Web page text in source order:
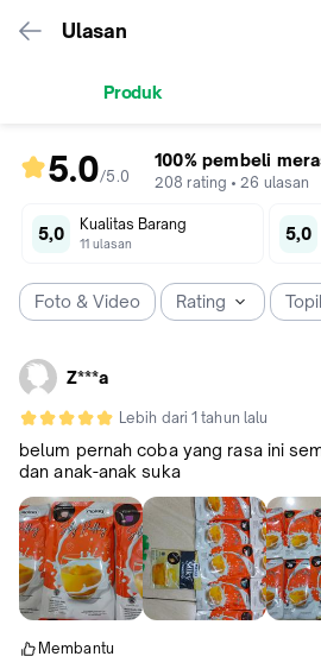
Ulasan
Produk
5.0/5.0
rating
5.0
5
100% pembeli
208 rating • 26 ulasan
5,0 Kualitas Barang
11 ulasan 5,0
Foto & Video Rating
Z***a
Lebih dari 1 tahun lalu
belum pernah coba yang rasa ini
dan anak-anak suka
Membantu